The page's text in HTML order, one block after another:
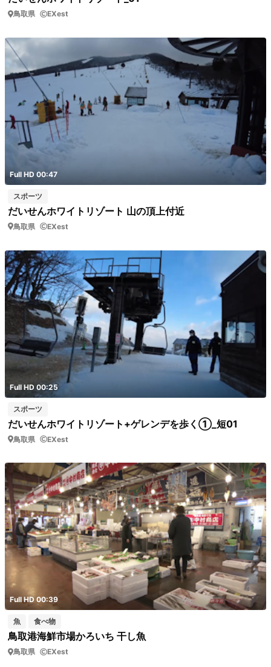
鳥取県 EXest
Full HD 00:47
スポーツ
だいせんホワイトリゾート 山の頂上付近
鳥取県 EXest
Full HD 00:25
スポーツ
だいせんホワイトリゾート+ゲレンデを歩く①_短01
鳥取県 EXest
Full HD 00:39
魚 食べ物
鳥取港海鮮市場かろいち 干し魚
鳥取県 EXest